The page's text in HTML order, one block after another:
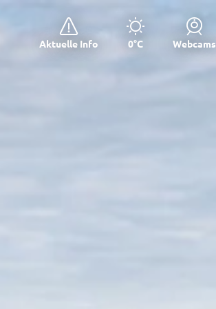
Aktuelle Info 0°C Webcams